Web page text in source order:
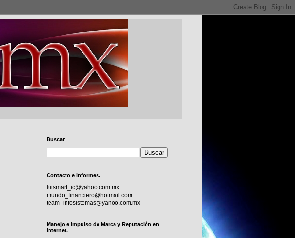
Buscar
Contacto e informes.
luismart_ic@yahoo.com.mx
mundo_financiero@hotmail.com
team_infosistemas@yahoo.com.mx
Manejo e impulso de Marca y Reputación en
Internet.